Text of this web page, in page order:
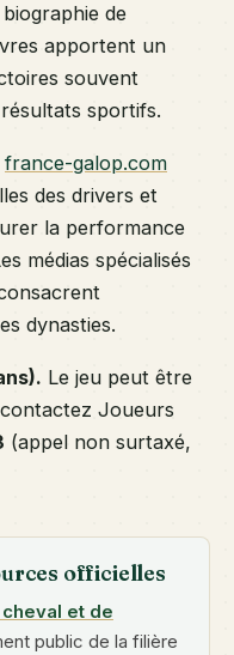
de
apportent un
souvent
sportifs.
france-galop.com
des drivers et
la performance
médias spécialisés
dynasties.
Le jeu peut être
Joueurs
(appel non surtaxé,
officielles
cheval et de
public de la filière